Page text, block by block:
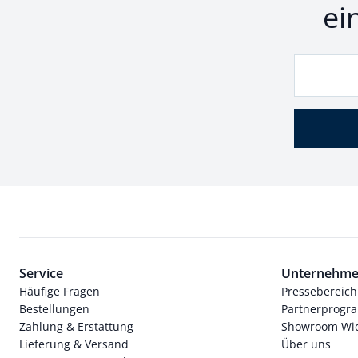
Service
Häufige Fragen
Bestellungen
Zahlung & Erstattung
Lieferung & Versand
Pressebereich
Showroom
Über uns